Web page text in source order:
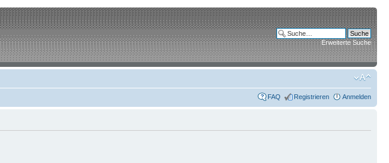
Erweiterte Suche
FAQ Registrieren Anmelden